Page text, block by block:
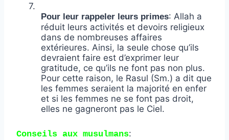
7.
Pour leur rappeler leurs primes: Allah a
réduit leurs activités et devoirs religieux
dans de nombreuses affaires
extérieures. Ainsi, la seule chose qu’ils
devraient faire est d’exprimer leur
gratitude, ce qu’ils ne font pas non plus.
Pour cette raison, le Rasul (Sm.) a dit que
les femmes seraient la majorité en enfer
et si les femmes ne se font pas droit,
elles ne gagneront pas le Ciel.
Conseils aux musulmans: